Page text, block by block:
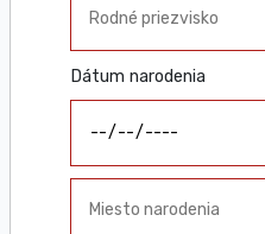
Dátum narodenia